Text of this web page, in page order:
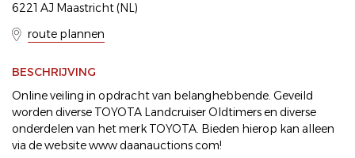
6221 AJ Maastricht (NL)
route plannen
BESCHRIJVING
Online veiling in opdracht van belanghebbende. Geveild
worden diverse TOYOTA Landcruiser Oldtimers en diverse
onderdelen van het merk TOYOTA. Bieden hierop kan alleen
via de website www daanauctions com!